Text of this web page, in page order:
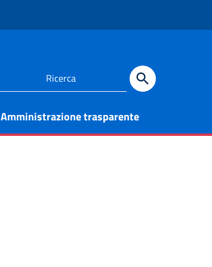
Amministrazione trasparente